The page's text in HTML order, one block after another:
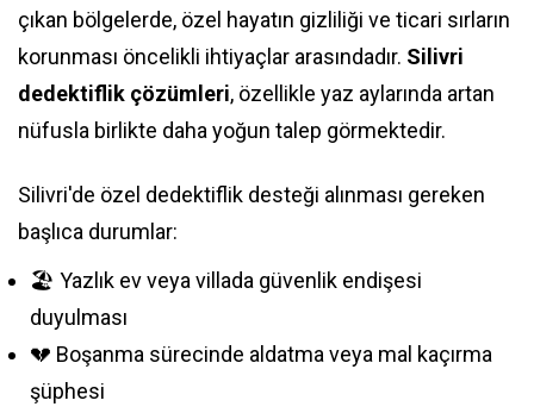
çıkan bölgelerde, özel hayatın gizliliği ve ticari sırların
korunması öncelikli ihtiyaçlar arasındadır. Silivri
dedektiflik çözümleri, özellikle yaz aylarında artan
nüfusla birlikte daha yoğun talep görmektedir.
Silivri'de özel dedektiflik desteği alınması gereken
başlıca durumlar:
🏖️ Yazlık ev veya villada güvenlik endişesi
duyulması
💔 Boşanma sürecinde aldatma veya mal kaçırma
şüphesi